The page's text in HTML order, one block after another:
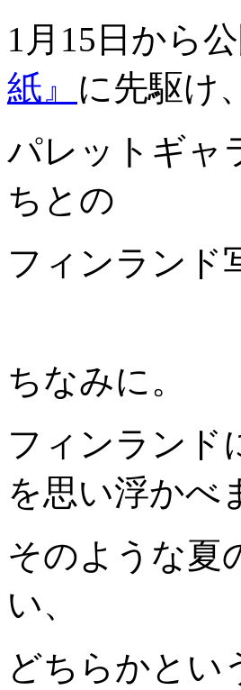
1月15日から
紙』 に先駆け、
パレットギャ
ちとの
フィンランド
ちなみに。
フィンランド
を思い浮かべ
そのような夏
い、
どちらかとい